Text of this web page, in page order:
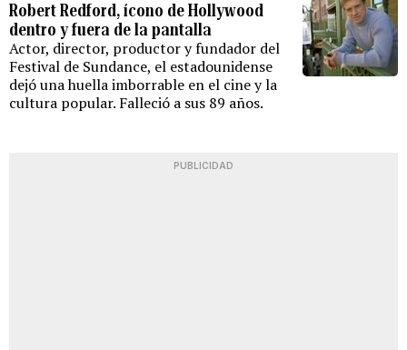
Robert Redford, ícono de Hollywood
dentro y fuera de la pantalla
Actor, director, productor y fundador del
Festival de Sundance, el estadounidense
dejó una huella imborrable en el cine y la
cultura popular. Falleció a sus 89 años.
PUBLICIDAD